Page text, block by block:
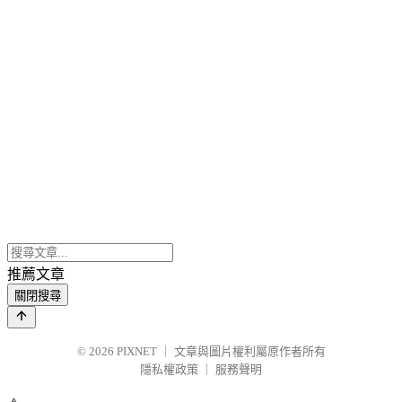
推薦文章
關閉搜尋
© 2026 PIXNET
文章與圖片權利屬原作者所有
隱私權政策
服務聲明